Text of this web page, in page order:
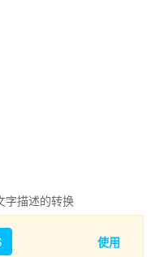
字描述的转换
使用